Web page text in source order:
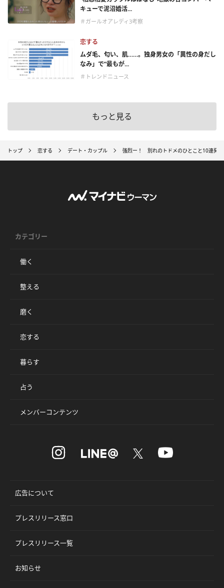
キューで泥沼婚活...
＃ガールオアレディ3考察
恋する
ムダ毛、匂い、肌……。独身男女の「異性の身だし
なみ」で“最もが...
＃トレンドニュース
もっと見る
トップ 恋する デート・カップル 強烈ー！ 別れのトドメのひとこと10連発
カテゴリー
働く
整える
磨く
恋する
暮らす
占う
メンバーコンテンツ
広告について
プレスリリース窓口
プレスリリース一覧
お知らせ